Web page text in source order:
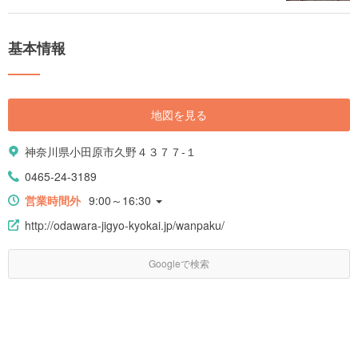
基本情報
地図を見る
神奈川県小田原市久野４３７７-１
0465-24-3189
営業時間外 9:00～16:30
http://odawara-jigyo-kyokai.jp/wanpaku/
Googleで検索